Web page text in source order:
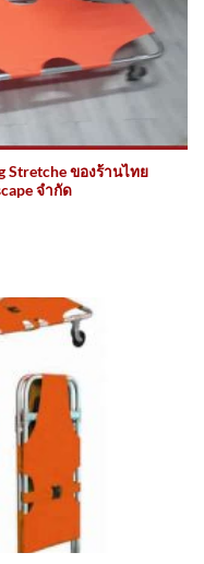
Stretche ของร้านไทย
จำกัด